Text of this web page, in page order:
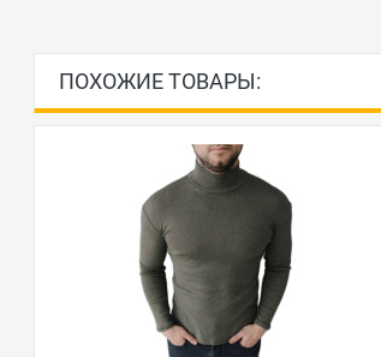
ПОХОЖИЕ ТОВАРЫ: